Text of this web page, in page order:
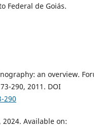
Federal de Goiás.
an overview.
290, 2011. DOI
290
2024. Available on: